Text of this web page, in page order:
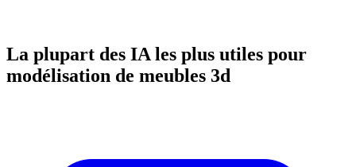
La plupart des IA les plus utiles pour
modélisation de meubles 3d